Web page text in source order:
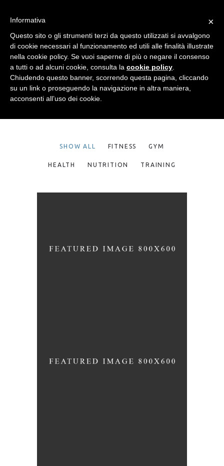
GALLERY
JOINED IN
GRID
SHOW ALL FITNESS GYM
HEALTH NUTRITION TRAINING
FUN WORKOUTS
HEALTHY EATING TIPS
×
Informativa
Questo sito o gli strumenti terzi da questo utilizzati si avvalgono
di cookie necessari al funzionamento ed utili alle finalità illustrate
nella cookie policy. Se vuoi saperne di più o negare il consenso
a tutti o ad alcuni cookie, consulta la cookie policy
Chiudendo questo banner, scorrendo questa pagina, cliccando
su un link o proseguendo la navigazione in altra maniera,
acconsenti all’uso dei cookie.